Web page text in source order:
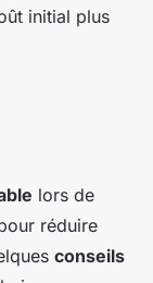
initial plus
lors de
réduire
conseils